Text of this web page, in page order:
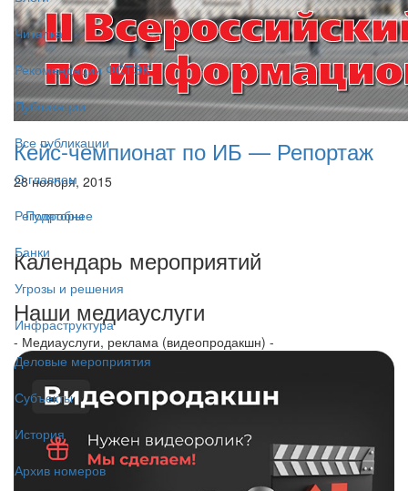
Читалка
Рекомендации ФСТЭК
Публикации
Все публикации
О главном
Регуляторы
Банки
Угрозы и решения
Инфраструктура
Деловые мероприятия
Субъекты
История
Архив номеров
Кейс-чемпионат по ИБ — Репортаж
28 ноября, 2015
Подробнее
Календарь мероприятий
Наши медиауслуги
- Медиауслуги, реклама (видеопродакшн) -